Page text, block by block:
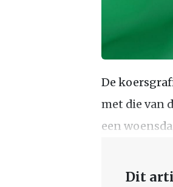
De
met die van
een
Dit